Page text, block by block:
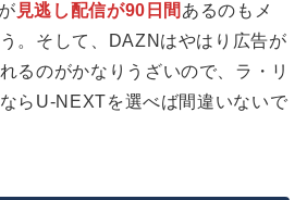
見逃し配信が90日間 あるのもメ
。そして、DAZNはやはり広告が
るのがかなりうざいので、ラ・リ
らU-NEXTを選べば間違いないで